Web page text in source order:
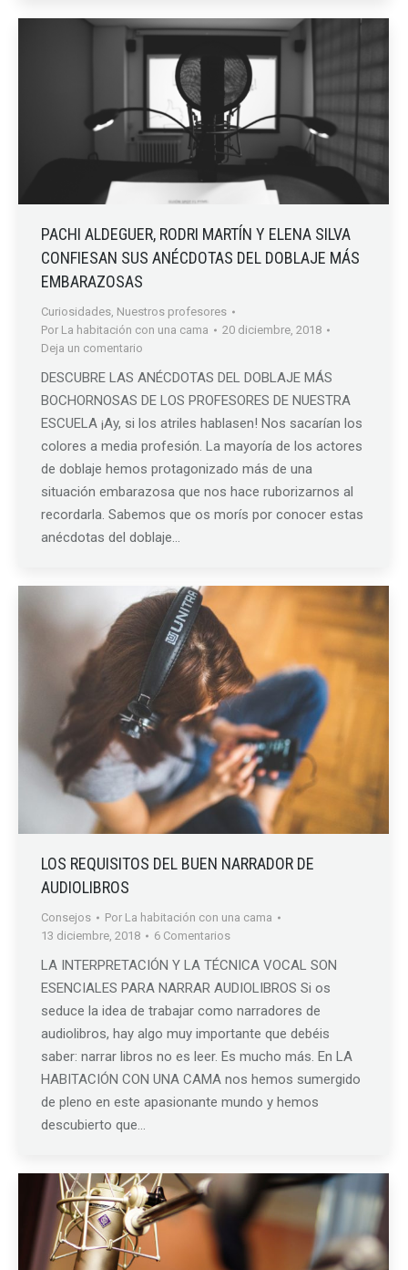
PACHI ALDEGUER, RODRI MARTÍN Y ELENA SILVA
CONFIESAN SUS ANÉCDOTAS DEL DOBLAJE MÁS
EMBARAZOSAS
Curiosidades Nuestros profesores
Por La habitación con una cama
20 diciembre, 2018
Deja un comentario
DESCUBRE LAS ANÉCDOTAS DEL DOBLAJE MÁS
BOCHORNOSAS DE LOS PROFESORES DE NUESTRA
ESCUELA ¡Ay, si los atriles hablasen! Nos sacarían los
colores a media profesión. La mayoría de los actores
de doblaje hemos protagonizado más de una
situación embarazosa que nos hace ruborizarnos al
recordarla. Sabemos que os morís por conocer estas
anécdotas del doblaje…
LOS REQUISITOS DEL BUEN NARRADOR DE
AUDIOLIBROS
Consejos Por La habitación con una cama
13 diciembre, 2018
6 Comentarios
LA INTERPRETACIÓN Y LA TÉCNICA VOCAL SON
ESENCIALES PARA NARRAR AUDIOLIBROS Si os
seduce la idea de trabajar como narradores de
audiolibros, hay algo muy importante que debéis
saber: narrar libros no es leer. Es mucho más. En LA
HABITACIÓN CON UNA CAMA nos hemos sumergido
de pleno en este apasionante mundo y hemos
descubierto que…